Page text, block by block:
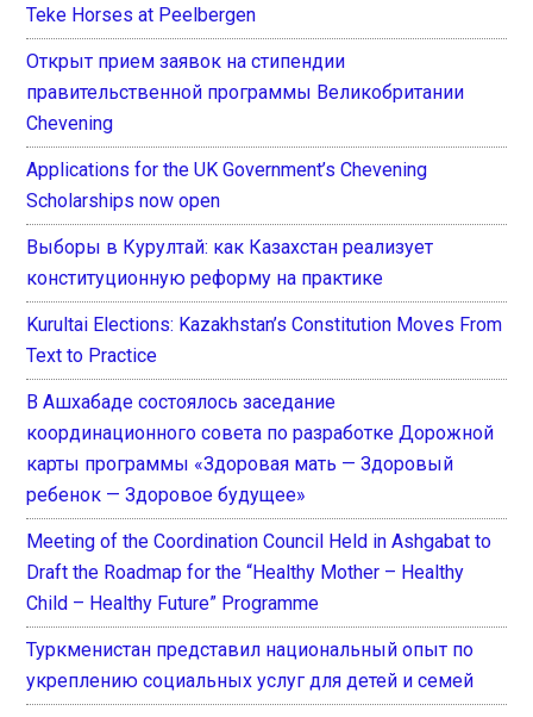
Teke Horses at Peelbergen
Открыт прием заявок на стипендии
правительственной программы Великобритании
Chevening
Applications for the UK Government’s Chevening
Scholarships now open
Выборы в Курултай: как Казахстан реализует
конституционную реформу на практике
Kurultai Elections: Kazakhstan’s Constitution Moves From
Text to Practice
В Ашхабаде состоялось заседание
координационного совета по разработке Дорожной
карты программы «Здоровая мать — Здоровый
ребенок — Здоровое будущее»
Meeting of the Coordination Council Held in Ashgabat to
Draft the Roadmap for the “Healthy Mother – Healthy
Child – Healthy Future” Programme
Туркменистан представил национальный опыт по
укреплению социальных услуг для детей и семей